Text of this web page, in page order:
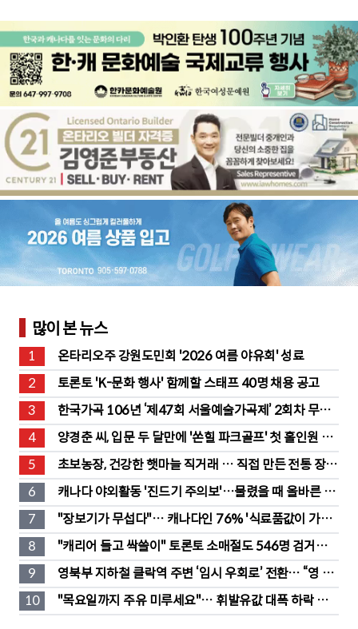
많이 본 뉴스
1
온타리오주 강원도민회 '2026 여름 야유회' 성료
2
토론토 'K-문화 행사' 함께할 스태프 40명 채용 공고
3
한국가곡 106년 ‘제47회 서울예술가곡제’ 2회차 무대
성황
4
양경춘 씨, 입문 두 달만에 '쏜힐 파크골프' 첫 홀인원 주
인공
5
초보농장, 건강한 햇마늘 직거래 … 직접 만든 전통 장류
도 판매
6
캐나다 야외활동 '진드기 주의보'…물렸을 때 올바른 대
처법은?
7
"장보기가 무섭다"… 캐나다인 76% '식료품값이 가장
부담'
8
"캐리어 들고 싹쓸이" 토론토 소매절도 546명 검거…
훔친 물건 재유통
9
영북부 지하철 클락역 주변 ‘임시 우회로’ 전환… “영 스
트리트 바뀐다”
10
"목요일까지 주유 미루세요"… 휘발유값 대폭 하락 예
고